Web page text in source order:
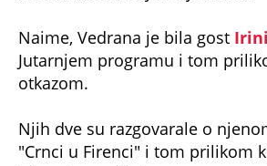
Jutarnjem programu i tom
otkazom.
"Crnci u Firenci" i tom prilikom
bila vrlo neprijatna.